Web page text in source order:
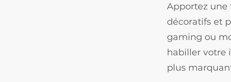
Apportez une
décoratifs et
gaming ou
habiller votre
plus